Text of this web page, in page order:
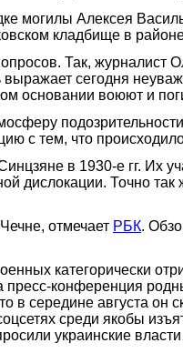
могилы Алексея
кладбище в
Так, журналист
сегодня
основании воюют и
с тем, что
в 1930-е гг. Их
дислокации. Точно
отмечает РБК.
категорически
конференция
середине августа он
среди якобы
украинские власти